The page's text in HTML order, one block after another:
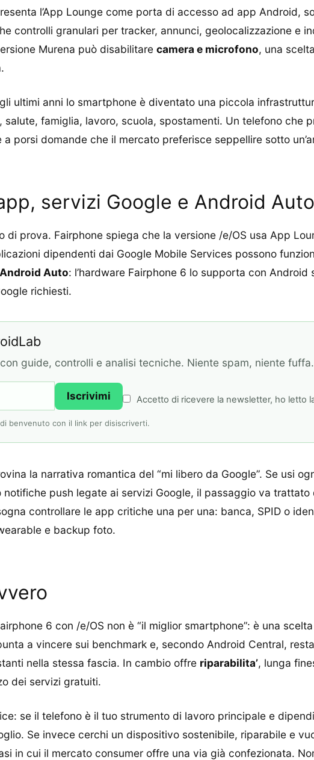
l’App Lounge come porta di accesso ad app Android,
controlli granulari per tracker, annunci, geolocalizzazione e
Murena può disabilitare camera e microfono, una
ultimi anni lo smartphone è diventato una piccola
famiglia, lavoro, scuola, spostamenti. Un telefono che
a porsi domande che il mercato preferisce seppellire sotto
servizi Google e Android Auto
di prova. Fairphone spiega che la versione /e/OS usa App
dipendenti dai Google Mobile Services possono
Android Auto: l’hardware Fairphone 6 lo supporta con
richiesti.
guide, controlli e analisi tecniche. Niente spam, niente fuffa.
Iscrivimi Accetto di ricevere la newsletter, ho letto
benvenuto con il link per disiscriverti.
la narrativa romantica del “mi libero da Google”. Se usi
push legate ai servizi Google, il passaggio va
controllare le app critiche una per una: banca, SPID o
e backup foto.
6 con /e/OS non è “il miglior smartphone”: è una
a vincere sui benchmark e, secondo Android Central,
nella stessa fascia. In cambio offre riparabilita’, lunga
dei servizi gratuiti.
se il telefono è il tuo strumento di lavoro principale e
Se invece cerchi un dispositivo sostenibile, riparabile e
in cui il mercato consumer offre una via già confezionata.